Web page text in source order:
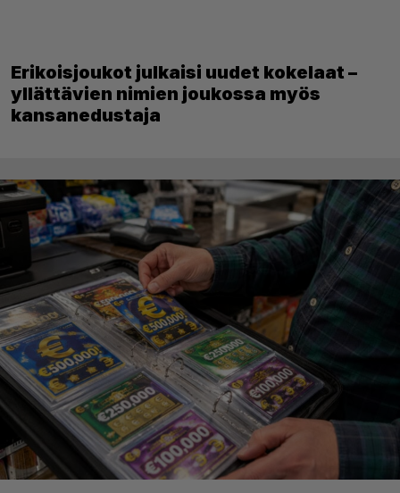
Erikoisjoukot julkaisi uudet kokelaat –
yllättävien nimien joukossa myös
kansanedustaja